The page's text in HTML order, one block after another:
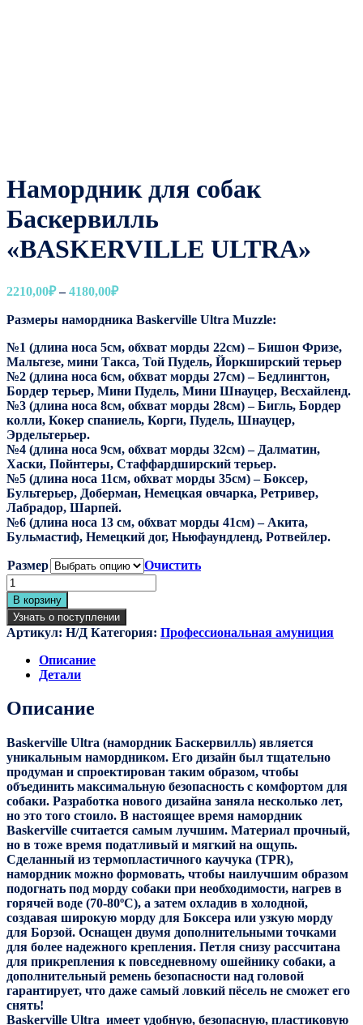
Намордник для собак
Баскервилль
«BASKERVILLE ULTRA»
2210,00₽ – 4180,00₽Диапазон
2210,00₽
4180,00₽
Размеры намордника Baskerville Ultra Muzzle:
№1 (длина носа 5см, обхват морды 22см) – Бишон Фризе,
Мальтезе, мини Такса, Той Пудель, Йоркширский терьер
№2 (длина носа 6см, обхват морды 27см) – Бедлингтон,
Бордер терьер, Мини Пудель, Мини Шнауцер, Весхайленд.
№3 (длина носа 8см, обхват морды 28см) – Бигль, Бордер
колли, Кокер спаниель, Корги, Пудель, Шнауцер,
Эрдельтерьер.
№4 (длина носа 9см, обхват морды 32см) – Далматин,
Хаски, Пойнтеры, Стаффардширский терьер.
№5 (длина носа 11см, обхват морды 35см) – Боксер,
Бультерьер, Доберман, Немецкая овчарка, Ретривер,
Лабрадор, Шарпей.
№6 (длина носа 13 см, обхват морды 41см) – Акита,
Бульмастиф, Немецкий дог, Ньюфаундленд, Ротвейлер.
Размер
Очистить
Количество
товара
Намордник
для
собак
Баскервилль
"BASKERVILLE
ULTRA"
В корзину
Узнать о поступлении
Артикул: Н/Д Категория: Профессиональная амуниция
Описание
Детали
Описание
Baskerville Ultra (намордник Баскервилль) является
уникальным намордником. Его дизайн был тщательно
продуман и спроектирован таким образом, чтобы
объединить максимальную безопасность с комфортом для
собаки. Разработка нового дизайна заняла несколько лет,
но это того стоило. В настоящее время намордник
Baskerville считается самым лучшим. Материал прочный,
но в тоже время податливый и мягкий на ощупь.
Сделанный из термопластичного каучука (TPR),
намордник можно формовать, чтобы наилучшим образом
подогнать под морду собаки при необходимости, нагрев в
горячей воде (70-80ºС), а затем охладив в холодной,
создавая широкую морду для Боксера или узкую морду
для Борзой. Оснащен двумя дополнительными точками
для более надежного крепления. Петля снизу рассчитана
для прикрепления к повседневному ошейнику собаки, а
дополнительный ремень безопасности над головой
гарантирует, что даже самый ловкий пёсель не сможет его
снять!
Baskerville Ultra имеет удобную, безопасную, пластиковую